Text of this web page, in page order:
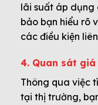
lãi suất áp dụng
bảo bạn hiểu rõ
các điều kiện
4. Quan sát
Thông qua việc
tại thị trường,